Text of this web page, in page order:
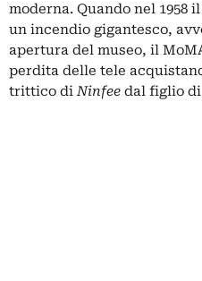
moderna. Quando nel 1958
un incendio gigantesco,
apertura del museo, il
perdita delle tele
trittico diNinfee dal figlio